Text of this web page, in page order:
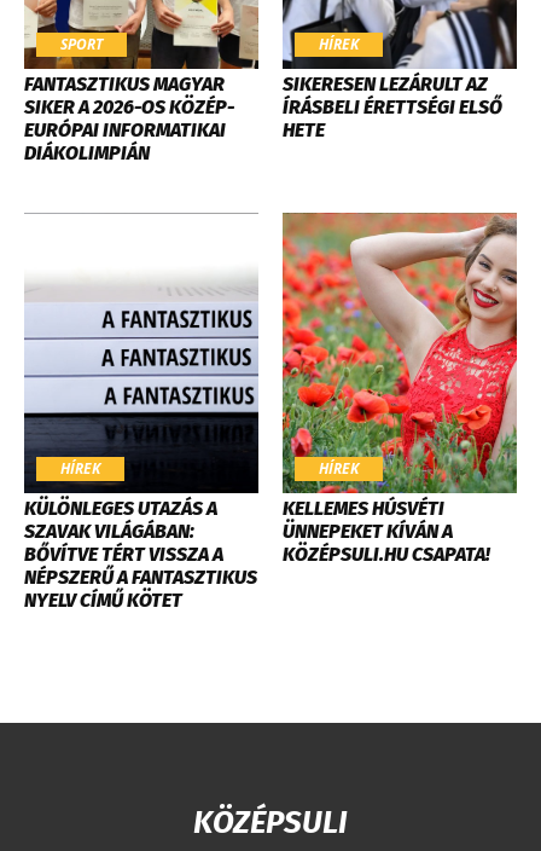
SPORT
FANTASZTIKUS MAGYAR
SIKER A 2026-OS KÖZÉP-
EURÓPAI INFORMATIKAI
DIÁKOLIMPIÁN
HÍREK
SIKERESEN LEZÁRULT AZ
ÍRÁSBELI ÉRETTSÉGI ELSŐ
HETE
HÍREK
KÜLÖNLEGES UTAZÁS A
SZAVAK VILÁGÁBAN:
BŐVÍTVE TÉRT VISSZA A
NÉPSZERŰ A FANTASZTIKUS
NYELV CÍMŰ KÖTET
HÍREK
KELLEMES HÚSVÉTI
ÜNNEPEKET KÍVÁN A
KÖZÉPSULI.HU CSAPATA!
KÖZÉPSULI